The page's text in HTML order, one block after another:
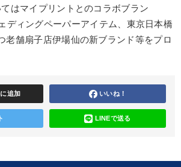
はマイプリントとのコラボブラン
ディングペーパーアイテム、東京日本橋
老舗扇子店伊場仙の新ブランド等をプロ
追加 いいね！
LINEで送る